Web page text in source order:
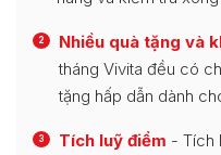
2 Nhiều quà tặng và
tháng Vivita đều có
tặng hấp dẫn dành
3 Tích luỹ điểm - Tích